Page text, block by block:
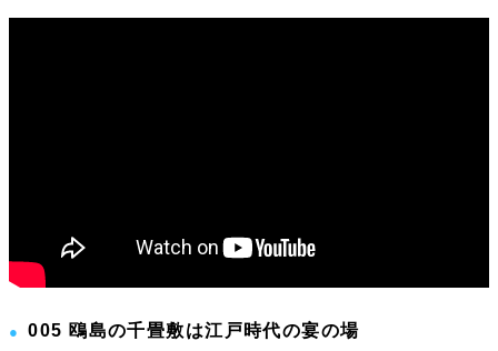
005 鴎島の千畳敷は江戸時代の宴の場